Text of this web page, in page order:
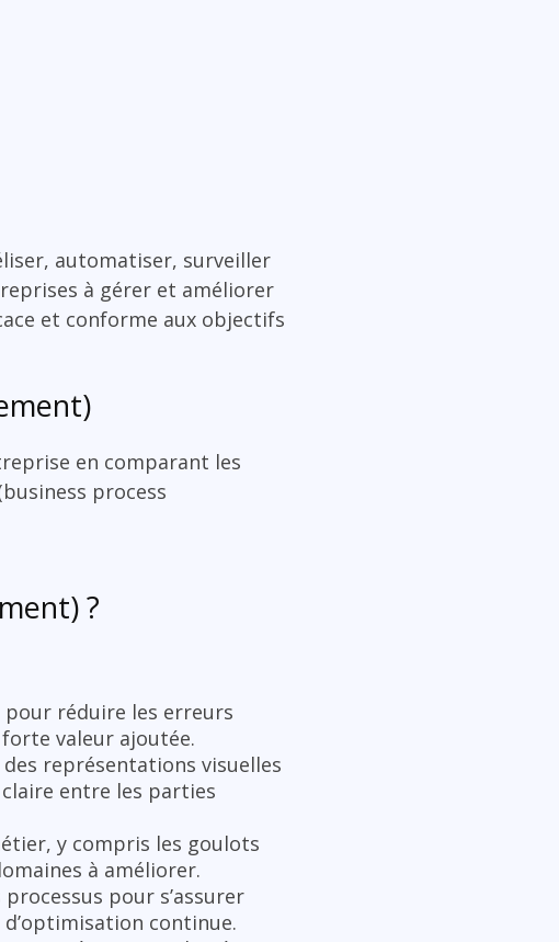
automatiser, surveiller
à gérer et améliorer
et conforme aux objectifs
en comparant les
process
?
réduire les erreurs
valeur ajoutée.
représentations visuelles
entre les parties
y compris les goulots
à améliorer.
pour s’assurer
continue.